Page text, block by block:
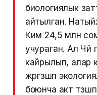
биологиялык
айтылган.
Ким 24,5 млн
учураган. Ал
кайрылып, алар
жүргүзүшүп
боюнча акт